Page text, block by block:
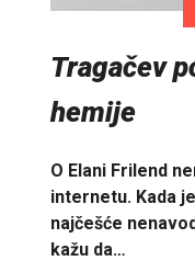
Tragačev
hemije
O Elani Frilend
internetu. Kada
najčešće
kažu da…